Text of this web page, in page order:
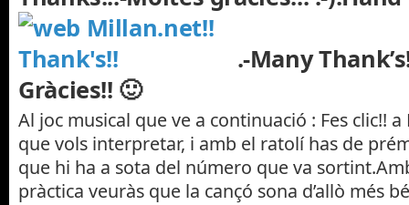
.-Many
Gràcies!! 🙂
Al joc musical que ve a continuació : Fes clic!! a
que vols interpretar, i amb el ratolí has de
que hi ha a sota del número que va
pràctica veuràs que la cançó sona d’allò més